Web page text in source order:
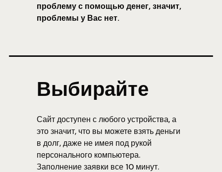
проблему с помощью денег, значит,
проблемы у Вас нет.
Сайт доступен с любого устройства, а
это значит, что вы можете взять деньги
в долг, даже не имея под рукой
персонального компьютера.
Заполнение заявки все 10 минут.
Выбирайте